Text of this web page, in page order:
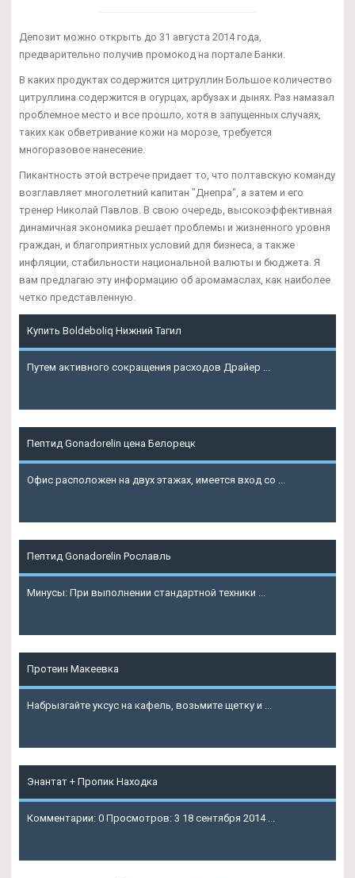
Депозит можно открыть до 31 августа 2014 года,
предварительно получив промокод на портале Банки.
В каких продуктах содержится цитруллин Большое количество
цитруллина содержится в огурцах, арбузах и дынях. Раз намазал
проблемное место и все прошло, хотя в запущенных случаях,
таких как обветривание кожи на морозе, требуется
многоразовое нанесение.
Пикантность этой встрече придает то, что полтавскую команду
возглавляет многолетний капитан "Днепра", а затем и его
тренер Николай Павлов. В свою очередь, высокоэффективная
динамичная экономика решает проблемы и жизненного уровня
граждан, и благоприятных условий для бизнеса, а также
инфляции, стабильности национальной валюты и бюджета. Я
вам предлагаю эту информацию об аромамаслах, как наиболее
четко представленную.
Купить Boldeboliq Нижний Тагил
Путем активного сокращения расходов Драйер ...
Пептид Gonadorelin цена Белорецк
Офис расположен на двух этажах, имеется вход со ...
Пептид Gonadorelin Рославль
Минусы: При выполнении стандартной техники ...
Протеин Макеевка
Набрызгайте уксус на кафель, возьмите щетку и ...
Энантат + Пропик Находка
Комментарии: 0 Просмотров: 3 18 сентября 2014 ...